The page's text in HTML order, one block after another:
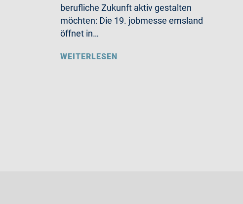
berufliche Zukunft aktiv gestalten
möchten: Die 19. jobmesse emsland
öffnet in…
WEITERLESEN